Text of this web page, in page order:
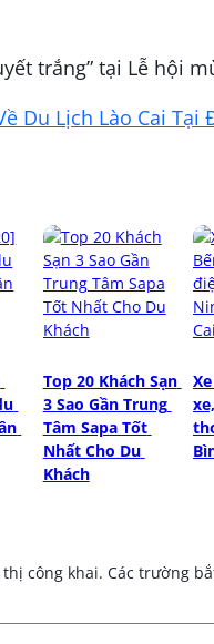
trắng” tại Lễ hội
Du Lịch Lào Cai Tại
Top 20 Khách Sạn
3 Sao Gần Trung
Tâm Sapa Tốt
Nhất Cho Du
Khách
công khai. Các trường